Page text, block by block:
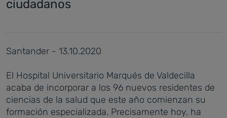
ciudadanos
Santander - 13.10.2020
El Hospital Universitario Marqués de Valdecilla
acaba de incorporar a los 96 nuevos residentes de
ciencias de la salud que este año comienzan su
formación especializada. Precisamente hoy, ha